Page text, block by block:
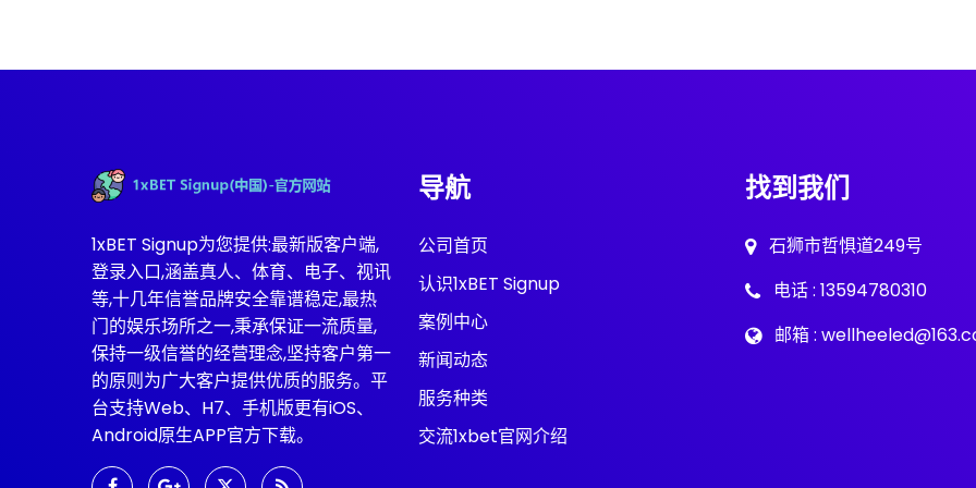
1xBET Signup为您提供:最新版客户端,
登录入口,涵盖真人、体育、电子、视讯
等,十几年信誉品牌安全靠谱稳定,最热
门的娱乐场所之一,秉承保证一流质量,
保持一级信誉的经营理念,坚持客户第一
的原则为广大客户提供优质的服务。平
台支持Web、H7、手机版更有iOS、
Android原生APP官方下载。
导航
公司首页
认识1xBET Signup
案例中心
新闻动态
服务种类
交流1xbet官网介绍
找到我们
石狮市哲惧道249号
电话 : 13594780310
邮箱 :